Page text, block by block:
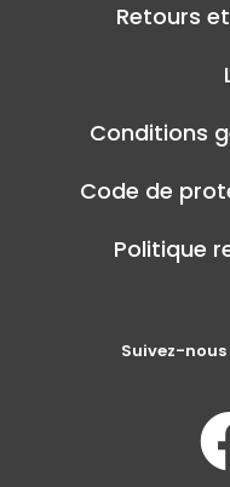
Retours
Conditions
Code de
Politique
Suivez-nous